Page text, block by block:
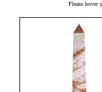
Please hover